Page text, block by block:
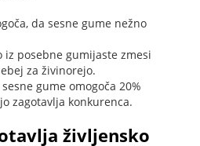
da sesne gume nežno
iz posebne gumijaste zmesi
za živinorejo.
gume omogoča 20%
zagotavlja konkurenca.
življensko